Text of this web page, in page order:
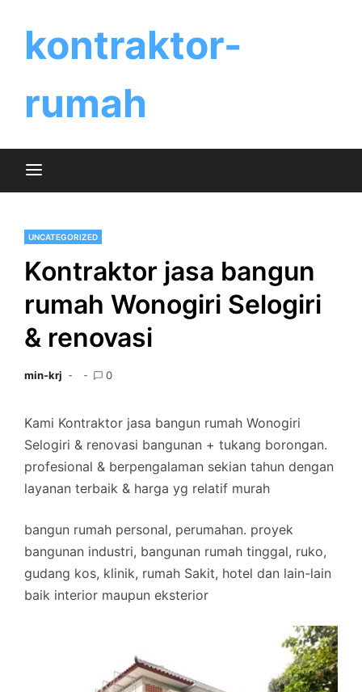
contentkontraktor-
rumah
UNCATEGORIZED
Kontraktor jasa bangun
rumah Wonogiri Selogiri
& renovasi
min-krj 0
Kami Kontraktor jasa bangun rumah Wonogiri
Selogiri & renovasi bangunan + tukang borongan.
profesional & berpengalaman sekian tahun dengan
layanan terbaik & harga yg relatif murah
bangun rumah personal, perumahan. proyek
bangunan industri, bangunan rumah tinggal, ruko,
gudang kos, klinik, rumah Sakit, hotel dan lain-lain
baik interior maupun eksterior